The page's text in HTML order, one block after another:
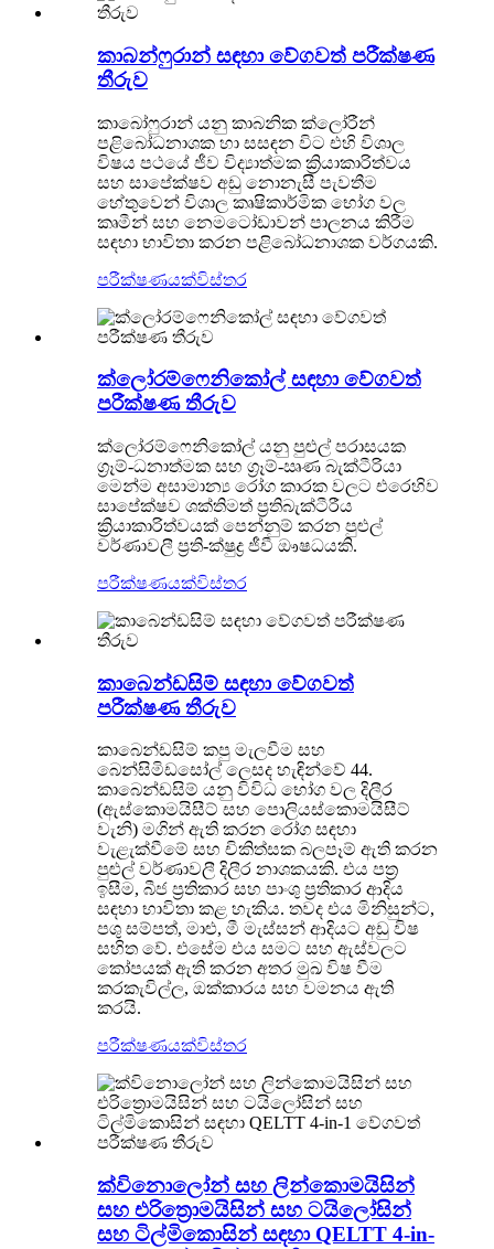
කාබන්ෆුරාන් සඳහා වේගවත් පරීක්ෂණ
තීරුව
කාබෝෆුරාන් යනු කාබනික ක්ලෝරීන්
පළිබෝධනාශක හා සසඳන විට එහි විශාල
විෂය පථයේ ජීව විද්‍යාත්මක ක්‍රියාකාරිත්වය
සහ සාපේක්ෂව අඩු නොනැසී පැවතීම
හේතුවෙන් විශාල කෘෂිකාර්මික භෝග වල
කෘමීන් සහ නෙමටෝඩාවන් පාලනය කිරීම
සඳහා භාවිතා කරන පළිබෝධනාශක වර්ගයකි.
පරීක්ෂණයක්විස්තර
ක්ලෝරම්ෆෙනිකෝල් සඳහා වේගවත්
පරීක්ෂණ තීරුව
ක්ලෝරම්ෆෙනිකෝල් යනු පුළුල් පරාසයක
ග්‍රෑම්-ධනාත්මක සහ ග්‍රෑම්-ඍණ බැක්ටීරියා
මෙන්ම අසාමාන්‍ය රෝග කාරක වලට එරෙහිව
සාපේක්ෂව ශක්තිමත් ප්‍රතිබැක්ටීරීය
ක්‍රියාකාරිත්වයක් පෙන්නුම් කරන පුළුල්
වර්ණාවලී ප්‍රති-ක්ෂුද්‍ර ජීවී ඖෂධයකි.
පරීක්ෂණයක්විස්තර
කාබෙන්ඩසිම් සඳහා වේගවත්
පරීක්ෂණ තීරුව
කාබෙන්ඩසිම් කපු මැලවීම සහ
බෙන්සිමිඩසෝල් ලෙසද හැඳින්වේ 44.
කාබෙන්ඩසිම් යනු විවිධ භෝග වල දිලීර
(ඇස්කොමයිසීට් සහ පොලියස්කොමයිසීට්
වැනි) මගින් ඇති කරන රෝග සඳහා
වැළැක්වීමේ සහ චිකිත්සක බලපෑම් ඇති කරන
පුළුල් වර්ණාවලී දිලීර නාශකයකි. එය පත්‍ර
ඉසීම, බීජ ප්‍රතිකාර සහ පාංශු ප්‍රතිකාර ආදිය
සඳහා භාවිතා කළ හැකිය. තවද එය මිනිසුන්ට,
පශු සම්පත්, මාළු, මී මැස්සන් ආදියට අඩු විෂ
සහිත වේ. එසේම එය සමට සහ ඇස්වලට
කෝපයක් ඇති කරන අතර මුඛ විෂ වීම
කරකැවිල්ල, ඔක්කාරය සහ වමනය ඇති
කරයි.
පරීක්ෂණයක්විස්තර
ක්විනොලෝන් සහ ලින්කොමයිසින්
සහ එරිත්‍රොමයිසින් සහ ටයිලෝසින්
සහ ටිල්මිකොසින් සඳහා QELTT 4-in-